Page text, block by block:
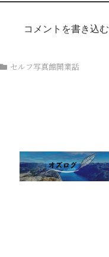
コメントを書き込む
セルフ写真館開業話